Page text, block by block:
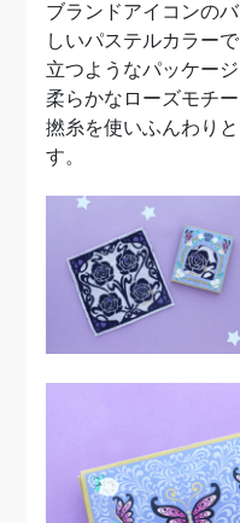
ブランドアイコンの
しいパステルカラー
立つようなパッケー
柔らかなローズモチ
撚糸を使いふんわり
す。